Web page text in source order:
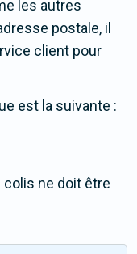
les autres
postale, il
client pour
est la suivante :
ne doit être